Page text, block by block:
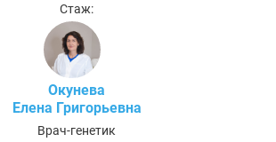
Стаж:
Окунева
Елена Григорьевна
Врач-генетик